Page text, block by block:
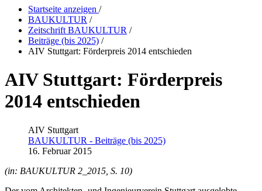
Startseite anzeigen /
BAUKULTUR /
Zeitschrift BAUKULTUR /
Beiträge (bis 2025) /
AIV Stuttgart: Förderpreis 2014 entschieden
AIV Stuttgart: Förderpreis
2014 entschieden
AIV Stuttgart
BAUKULTUR - Beiträge (bis 2025)
16. Februar 2015
(in: BAUKULTUR 2_2015, S. 10)